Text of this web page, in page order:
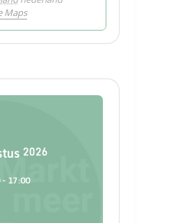
Maps
2026
- 17:00